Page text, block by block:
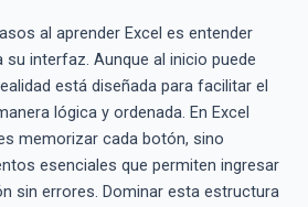
al aprender Excel es entender
interfaz. Aunque al inicio puede
está diseñada para facilitar el
lógica y ordenada. En Excel
memorizar cada botón, sino
esenciales que permiten ingresar
sin errores. Dominar esta estructura